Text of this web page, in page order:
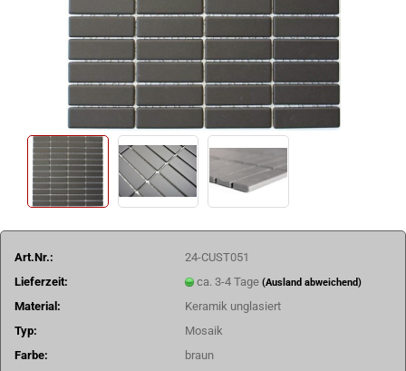
Art.Nr.:
24-CUST051
Lieferzeit:
ca. 3-4 Tage(Ausland abweichend)
Material:
Keramik unglasiert
Typ:
Mosaik
Farbe:
braun